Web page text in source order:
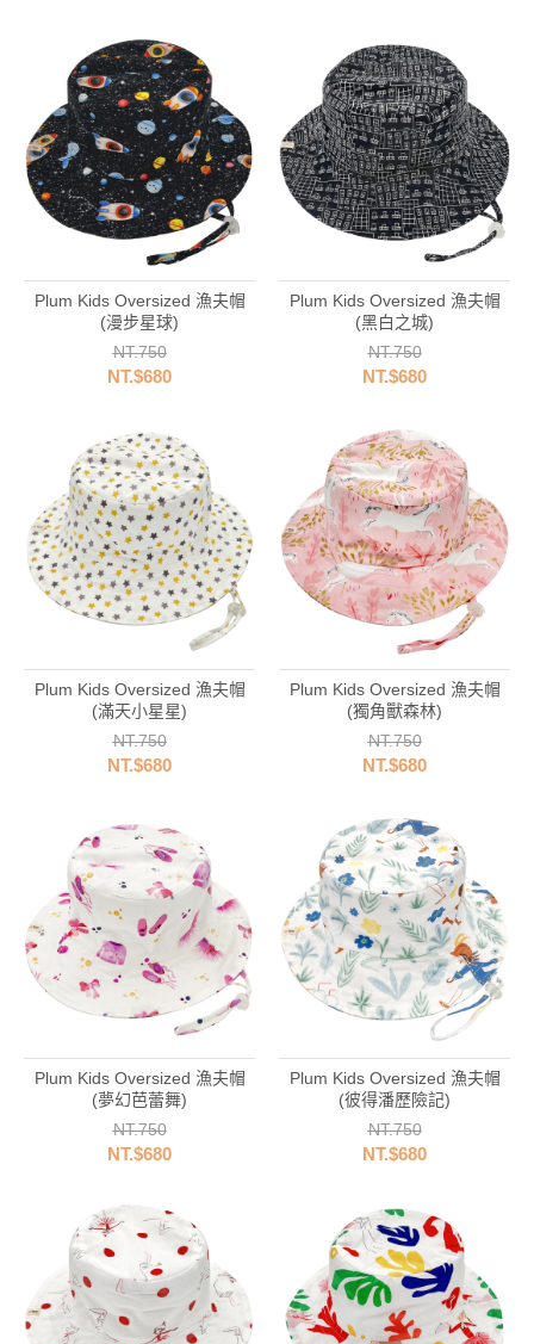
Plum Kids Oversized 漁夫帽
(漫步星球)
NT.750
NT.$680
Plum Kids Oversized 漁夫帽
(黑白之城)
NT.750
NT.$680
Plum Kids Oversized 漁夫帽
(滿天小星星)
NT.750
NT.$680
Plum Kids Oversized 漁夫帽
(獨角獸森林)
NT.750
NT.$680
Plum Kids Oversized 漁夫帽
(夢幻芭蕾舞)
NT.750
NT.$680
Plum Kids Oversized 漁夫帽
(彼得潘歷險記)
NT.750
NT.$680